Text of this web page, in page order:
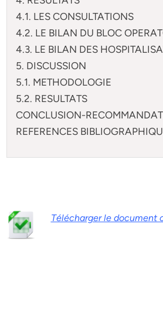
4.1. LES CONSULTATIONS
4.2. LE BILAN DU BLOC
4.3. LE BILAN DES
5. DISCUSSION
5.1. METHODOLOGIE
5.2. RESULTATS
CONCLUSION-
REFERENCES
Télécharger le document